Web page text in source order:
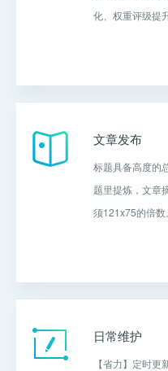
化、权重评级提升
文章发布
标题具备高度的
题里提炼，文章
须121x75的倍数。
日常维护
【省力】定时